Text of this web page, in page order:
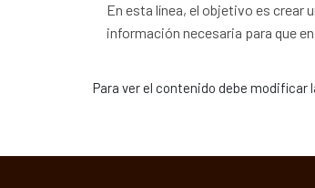
En esta línea, el objetivo es
información necesaria para que
Para ver el contenido debe modificar